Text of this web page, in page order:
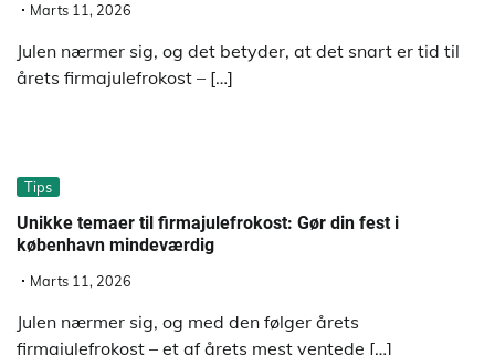
Marts 11, 2026
Julen nærmer sig, og det betyder, at det snart er tid til
årets firmajulefrokost – […]
Tips
Unikke temaer til firmajulefrokost: Gør din fest i
københavn mindeværdig
Marts 11, 2026
Julen nærmer sig, og med den følger årets
firmajulefrokost – et af årets mest ventede […]